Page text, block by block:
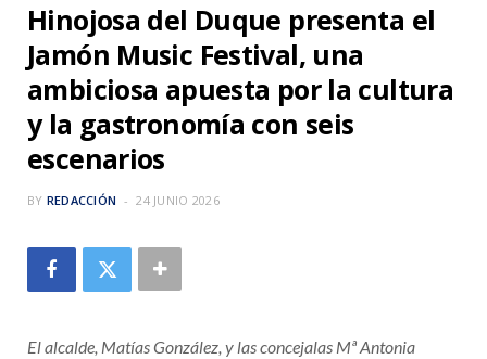
k e a
Hinojosa del Duque presenta el
Jamón Music Festival, una
ambiciosa apuesta por la cultura
y la gastronomía con seis
escenarios
BY REDACCIÓN 24 JUNIO 2026
El alcalde, Matías González, y las concejalas Mª Antonia